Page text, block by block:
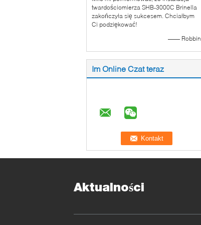
twardościomierza SHB-3000C Brinella
zakończyła się sukcesem. Chciałbym
Ci podziękować!
—— Robbin
Im Online Czat teraz
Aktualności